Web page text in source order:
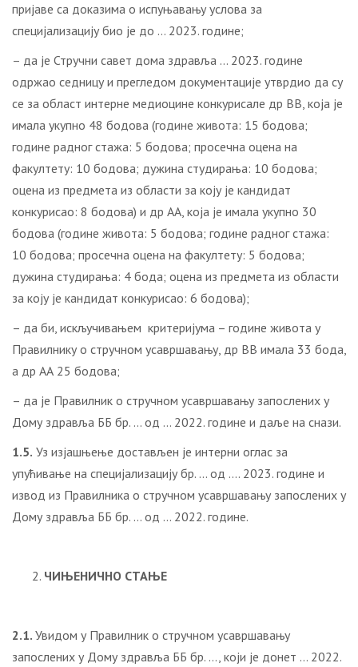
пријаве са доказима о испуњавању услова за
специјализацију био је до … 2023. године;
– да је Стручни савет дома здравља … 2023. године
одржао седницу и прегледом документације утврдио да су
се за област интерне медиоцине конкурисале др ВВ, која је
имала укупно 48 бодова (године живота: 15 бодова;
године радног стажа: 5 бодова; просечна оцена на
факултету: 10 бодова; дужина студирања: 10 бодова;
оцена из предмета из области за коју је кандидат
конкурисао: 8 бодова) и др АА, која је имала укупно 30
бодова (године живота: 5 бодова; године радног стажа:
10 бодова; просечна оцена на факултету: 5 бодова;
дужина студирања: 4 бода; оцена из предмета из области
за коју је кандидат конкурисао: 6 бодова);
– да би, искључивањем критеријума – године живота у
Правилнику о стручном усавршавању, др ВВ имала 33 бода,
а др АА 25 бодова;
– да је Правилник о стручном усавршавању запослених у
Дому здравља ББ бр. … од … 2022. године и даље на снази.
1.5. Уз изјашњење достављен је интерни оглас за
упућивање на специјализацију бр. … од …. 2023. године и
извод из Правилника о стручном усавршавању запослених у
Дому здравља ББ бр. … од … 2022. године.
ЧИЊЕНИЧНО СТАЊЕ
2.1. Увидом у Правилник о стручном усавршавању
запослених у Дому здравља ББ бр. …, који је донет … 2022.